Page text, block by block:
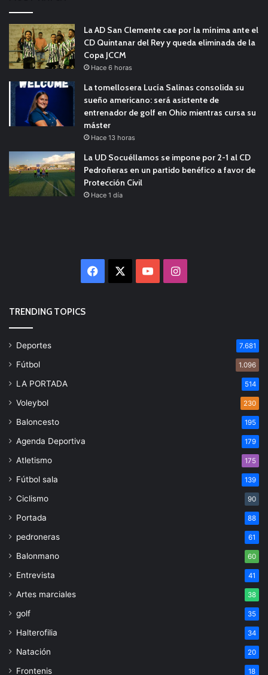
La AD San Clemente cae por la mínima ante el
CD Quintanar del Rey y queda eliminada de la
Copa JCCM
Hace 6 horas
La tomellosera Lucía Salinas consolida su
sueño americano: será asistente de
entrenador de golf en Ohio mientras cursa su
máster
Hace 13 horas
La UD Socuéllamos se impone por 2-1 al CD
Pedroñeras en un partido benéfico a favor de
Protección Civil
Hace 1 día
Facebook YouTubeInstagram
TRENDING TOPICS
Deportes 7.681
Fútbol 1.096
LA PORTADA 514
Voleybol 230
Baloncesto 195
Agenda Deportiva 179
Atletismo 175
Fútbol sala 139
Ciclismo 90
Portada 88
pedroneras 61
Balonmano 60
Entrevista 41
Artes marciales 38
golf 35
Halterofilia 34
Natación 20
Frontenis 18